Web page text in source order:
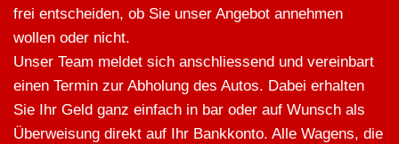
frei entscheiden, ob Sie unser Angebot annehmen
wollen oder nicht.
Unser Team meldet sich anschliessend und vereinbart
einen Termin zur Abholung des Autos. Dabei erhalten
Sie Ihr Geld ganz einfach in bar oder auf Wunsch als
Überweisung direkt auf Ihr Bankkonto. Alle Wagens, die